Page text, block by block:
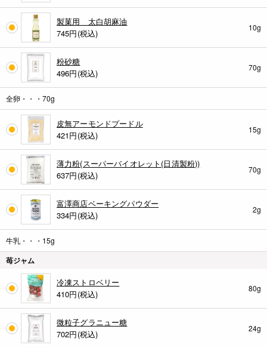
製菓用 太白胡麻油
745円(税込)
10g
粉砂糖
496円(税込)
70g
全卵・・・70g
皮無アーモンドプードル
421円(税込)
15g
薄力粉(スーパーバイオレット(日清製粉))
637円(税込)
70g
富澤商店ベーキングパウダー
334円(税込)
2g
牛乳・・・15g
苺ジャム
冷凍ストロベリー
410円(税込)
80g
微粒子グラニュー糖
702円(税込)
24g